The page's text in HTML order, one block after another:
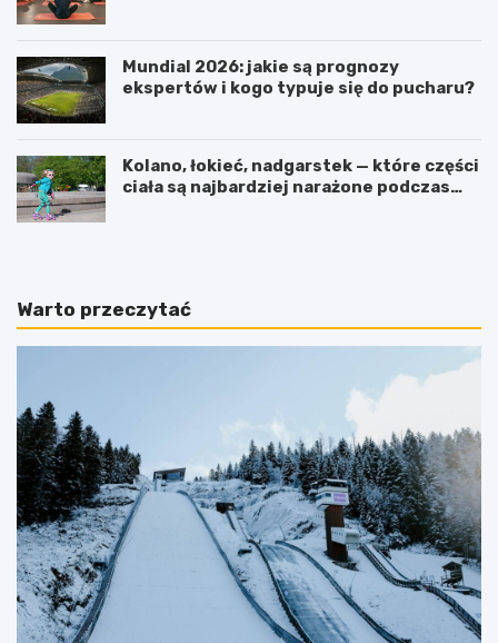
Mundial 2026: jakie są prognozy
ekspertów i kogo typuje się do pucharu?
Kolano, łokieć, nadgarstek — które części
ciała są najbardziej narażone podczas
Warto przeczytać